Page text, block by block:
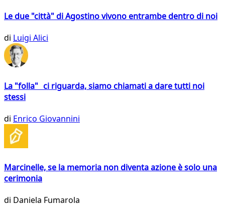
Le due "città" di Agostino vivono entrambe dentro di noi
di Luigi Alici
La "folla" ci riguarda, siamo chiamati a dare tutti noi
stessi
di Enrico Giovannini
Marcinelle, se la memoria non diventa azione è solo una
cerimonia
di Daniela Fumarola